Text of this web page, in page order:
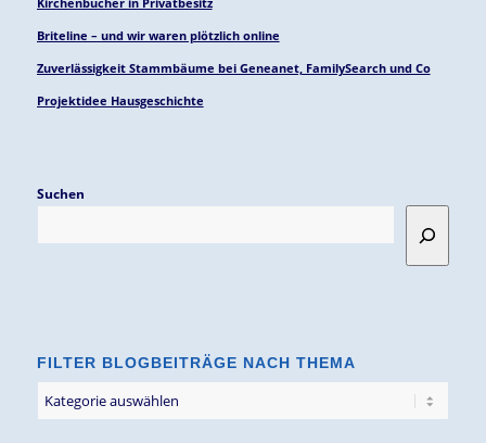
Briteline – und wir waren plötzlich online
Zuverlässigkeit Stammbäume bei Geneanet, FamilySearch und Co
Projektidee Hausgeschichte
Suchen
FILTER BLOGBEITRÄGE NACH THEMA
Blogbeiträge